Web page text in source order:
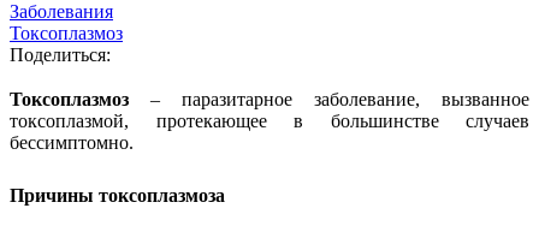
Заболевания
Токсоплазмоз
Поделиться:
Токсоплазмоз – паразитарное заболевание, вызванное
токсоплазмой, протекающее в большинстве случаев
бессимптомно.
Причины токсоплазмоза